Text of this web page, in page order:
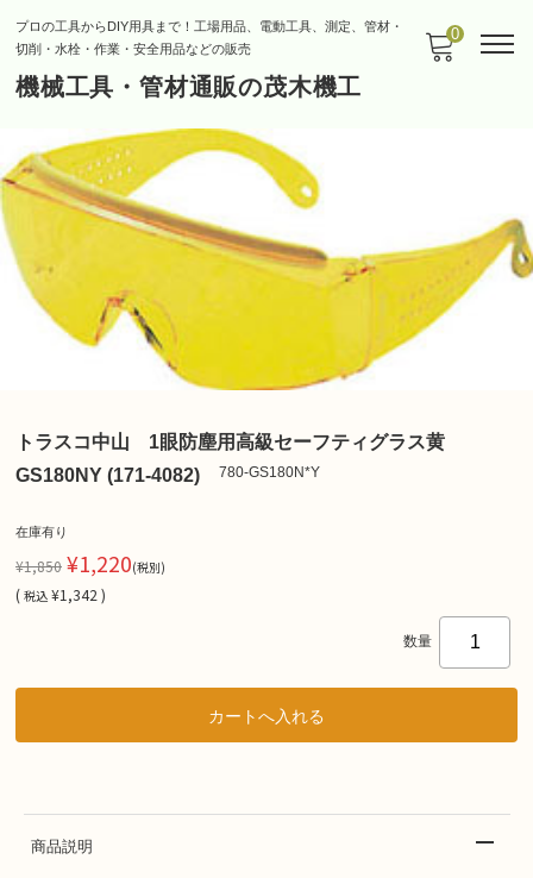
プロの工具からDIY用具まで！工場用品、電動工具、測定、管材・
切削・水栓・作業・安全用品などの販売
機械工具・管材通販の茂木機工
0
トラスコ中山 1眼防塵用高級セーフティグラス黄
GS180NY (171-4082)
780-GS180N*Y
在庫有り
¥1,850 ¥1,220(税別)
( 税込 ¥1,342 )
数量
商品説明